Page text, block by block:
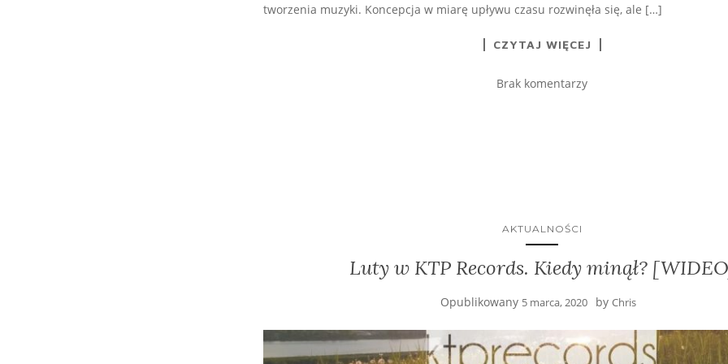
tworzenia muzyki. Koncepcja w miarę upływu czasu rozwinęła się, ale […]
CZYTAJ WIĘCEJ
Brak komentarzy
AKTUALNOŚCI
Luty w KTP Records. Kiedy minął?
Opublikowany 5 marca, 2020 by Chris